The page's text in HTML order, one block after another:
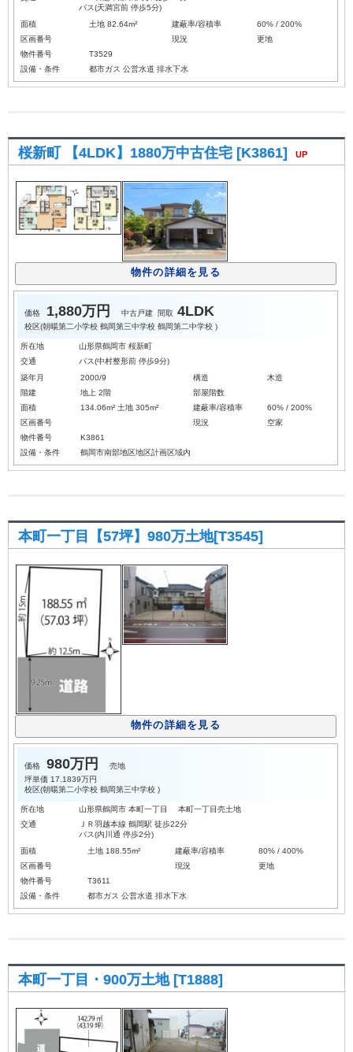
バス(天満宮前 停歩5分)
面積
土地 82.64m² 建蔽率/容積率
60% / 200%
区画番号
現況
更地
物件番号
T3529
設備・条件
都市ガス 公営水道 排水下水
桜新町 【4LDK】1880万中古住宅 [K3861] UP
物件の詳細を見る
価格 1,880万円 中古戸建 間取 4LDK
校区(朝暘第二小学校 鶴岡第三中学校 鶴岡第二中学校 )
所在地
山形県鶴岡市 桜新町
交通
バス(中村整形前 停歩9分)
築年月
2000/9 構造
木造
階建
地上 2階
部屋階数
面積
134.06m² 土地 305m² 建蔽率/容積率
60% / 200%
区画番号
現況
空家
物件番号
K3861
設備・条件
鶴岡市南部地区地区計画区域内
本町一丁目【57坪】980万土地[T3545]
物件の詳細を見る
価格 980万円
売地
坪単価 17.1839万円
校区(朝暘第二小学校 鶴岡第三中学校 )
所在地
山形県鶴岡市 本町一丁目 本町一丁目売土地
交通
ＪＲ羽越本線 鶴岡駅 徒歩22分
バス(内川通 停歩2分)
面積
土地 188.55m² 建蔽率/容積率
80% / 400%
区画番号
現況
更地
物件番号
T3611
設備・条件
都市ガス 公営水道 排水下水
本町一丁目・900万土地 [T1888]